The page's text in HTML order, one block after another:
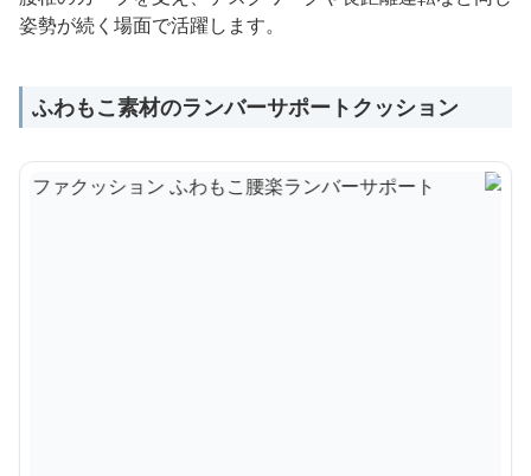
姿勢が続く場面で活躍します。
ふわもこ素材のランバーサポートクッション